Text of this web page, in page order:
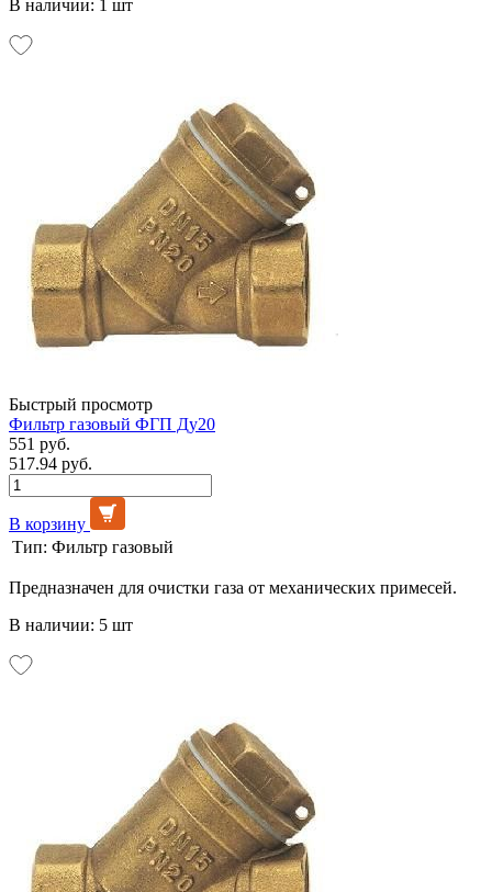
В наличии: 1 шт
Быстрый просмотр
Фильтр газовый ФГП Ду20
551 руб.
517.94 руб.
В корзину
Тип: Фильтр газовый
Предназначен для очистки газа от механических примесей.
В наличии: 5 шт